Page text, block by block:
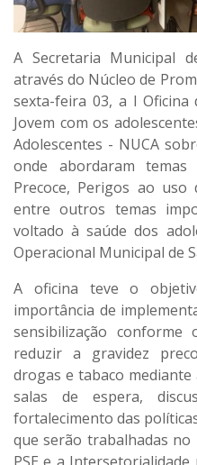
A Secretaria Municipal
através do Núcleo de
sexta-feira 03, a l Oficina
Jovem com os
Adolescentes - NUCA
onde abordaram temas
Precoce, Perigos ao
entre outros temas
voltado à saúde dos
Operacional Municipal de
A oficina teve o
importância de
sensibilização conforme
reduzir a gravidez
drogas e tabaco mediante
salas de espera,
fortalecimento das
que serão trabalhadas no